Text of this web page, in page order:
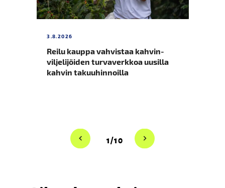
3.8.2026
Reilu kauppa vahvistaa kahvin­
viljelijöiden turvaverkkoa uusilla
kahvin takuuhinnoilla
1/10